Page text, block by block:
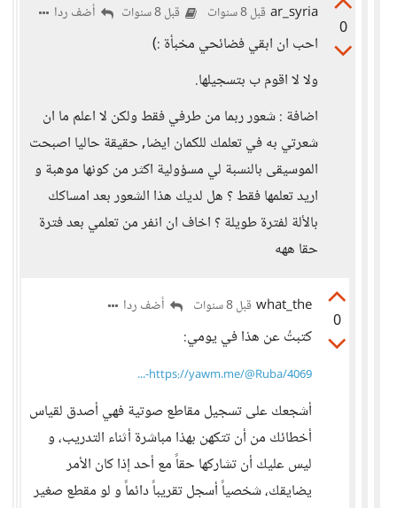
0
ar_syria قبل 8 سنوات قبل 8 سنوات أضف ردا
احب ان ابقي فضائحي مخبأة :)
ولا لا اقوم ب بتسجيلها.
اضافة : شعور ربما من طرفي فقط ولكن لا اعلم ما ان
شعرتي به في تعلمك للكمان ايضا, حقيقة حاليا اصبحت
الموسيقى بالنسبة لي مسؤولية اكثر من كونها موهبة و
اريد تعلمها فقط ؟ هل لديك هذا الشعور بعد امساكك
بالألة لفترة طويلة ؟ اخاف ان انفر من تعلمي بعد فترة
حقا ههه
0
what_the قبل 8 سنوات أضف ردا
كتبتُ عن هذا في يومي:
https://yawm.me/@Ruba/4069-...
أشجعك على تسجيل مقاطع صوتية فهي أصدق لقياس
أخطائك من أن تتكهن بهذا مباشرة أثناء التدريب، و
ليس عليك أن تشاركها حقاً مع أحد إذا كان الأمر
يضايقك، شخصياً أسجل تقريباً دائماً و لو مقطع صغير